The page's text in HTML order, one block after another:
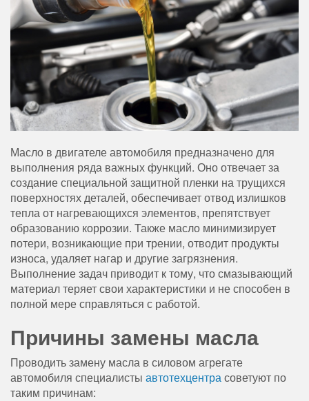
Масло в двигателе автомобиля предназначено для
выполнения ряда важных функций. Оно отвечает за
создание специальной защитной пленки на трущихся
поверхностях деталей, обеспечивает отвод излишков
тепла от нагревающихся элементов, препятствует
образованию коррозии. Также масло минимизирует
потери, возникающие при трении, отводит продукты
износа, удаляет нагар и другие загрязнения.
Выполнение задач приводит к тому, что смазывающий
материал теряет свои характеристики и не способен в
полной мере справляться с работой.
Причины замены масла
Проводить замену масла в силовом агрегате
автомобиля специалисты автотехцентрасоветуют по
таким причинам: